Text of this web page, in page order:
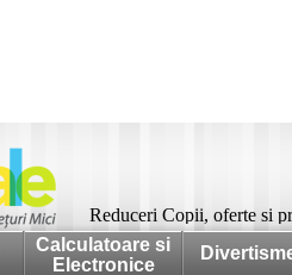
Reduceri Copii, oferte si
Calculatoare si
Electronice